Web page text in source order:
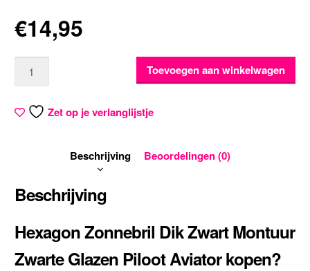
€14,95
Toevoegen aan winkelwagen
Zet op je verlanglijstje
Beschrijving Beoordelingen (0)
Beschrijving
Hexagon Zonnebril Dik Zwart Montuur
Zwarte Glazen Piloot Aviator kopen?